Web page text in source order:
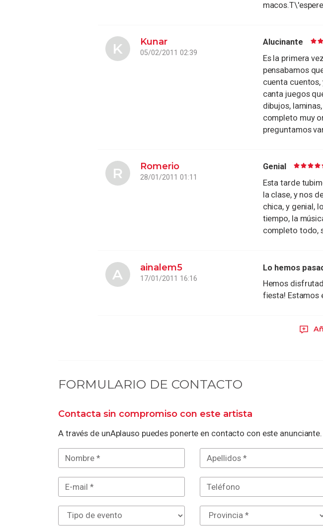
Kunar
05/02/2011 02:39
K
Alucinante
Es la primera
pensabamos
cuenta cuentos,
canta juegos
dibujos,
completo muy
preguntamos
Romerio
28/01/2011 01:11
R
Genial
Esta tarde
la clase, y nos
chica, y genial,
tiempo, la
completo todo,
ainalem5
17/01/2011 16:16
A
Lo hemos
Hemos
fiesta! Estamos
FORMULARIO DE CONTACTO
Contacta sin compromiso con este artista
A través de unAplauso puedes ponerte en contacto con este anunciante.